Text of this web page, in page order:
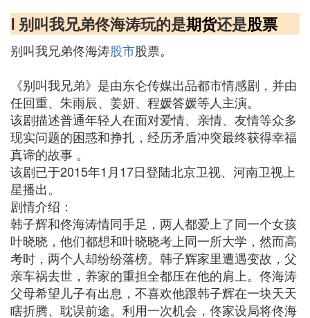
Ⅰ 别叫我兄弟佟海涛玩的是期货还是股票
别叫我兄弟佟海涛股市股票。
《别叫我兄弟》是由东仑传媒出品都市情感剧，并由
任回重、朱雨辰、姜妍、程媛答媛等人主演。
该剧描述普通年轻人在面对爱情、亲情、友情等众多
现实问题的困惑和挣扎，经历矛盾冲突最终获得幸福
真谛的故事 。
该剧已于2015年1月17日登陆北京卫视、河南卫视上
星播出。
剧情介绍：
韩子辉和佟海涛情同手足，两人都爱上了同一个女孩
叶晓晓，他们都想和叶晓晓考上同一所大学，然而高
考时，两个人却纷纷落榜。韩子辉家里遭遇变故，父
亲车祸去世，养家的重担全都压在他的肩上。佟海涛
父母希望儿子有出息，不喜欢他跟韩子辉在一块天天
瞎折腾、耽误前途。利用一次机会，佟家设局将佟海